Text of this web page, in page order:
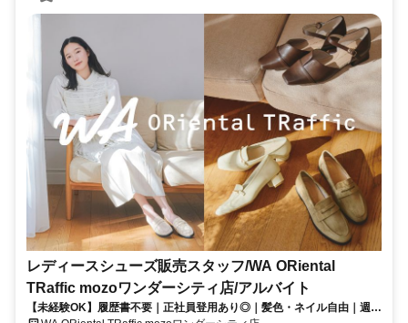
レディースシューズ販売スタッフ/WA ORiental
TRaffic mozoワンダーシティ店/アルバイト
【未経験OK】履歴書不要｜正社員登用あり◎｜髪色・ネイル自由｜週